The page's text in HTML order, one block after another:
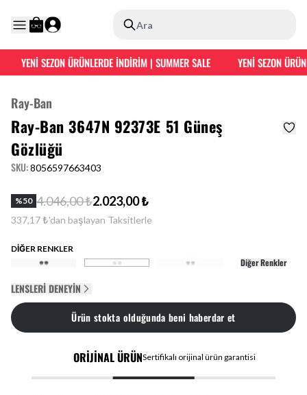
Ara
YENİ SEZON ÜRÜNLERDE İNDİRİM | SUMMER SALE YENİ SEZON
Ray-Ban
Ray-Ban 3647N 92373E 51 Güneş
Gözlüğü
SKU:8056597663403
%50 4.046,00 ₺2.023,00 ₺
337,17 ₺'dan başlayan Taksitlerle
DİĞER RENKLER
Diğer Renkler
LENSLERI DENEYIN
Ürün stokta olduğunda beni haberdar et
ORİJİNAL ÜRÜNSertifikalı orijinal ürün garantisi